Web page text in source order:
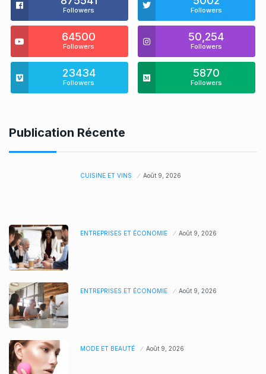
Followers Followers
64500
Followers
50,254
Followers
23434
Followers
5870
Followers
Publication Récente
CUISINE ET VINS Août 9, 2026
ENTREPRISES ET ÉCONOMIE Août 9, 2026
ENTREPRISES ET ÉCONOMIE Août 9, 2026
MODE ET BEAUTÉ Août 9, 2026